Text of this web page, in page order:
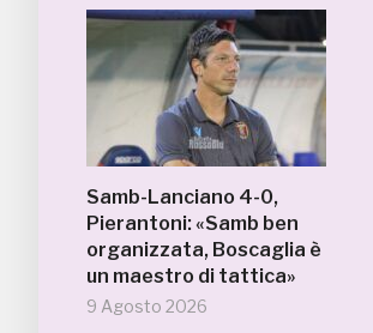
Samb-Lanciano 4-0,
Pierantoni: «Samb ben
organizzata, Boscaglia è
un maestro di tattica»
9 Agosto 2026